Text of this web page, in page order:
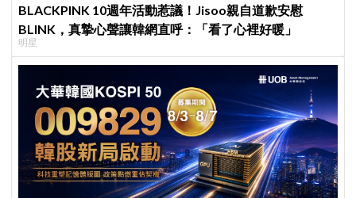
BLACKPINK 10週年活動惹議！Jisoo親自道歉安慰
BLINK，真摯心聲讓韓網直呼：「看了心裡好暖」
明星